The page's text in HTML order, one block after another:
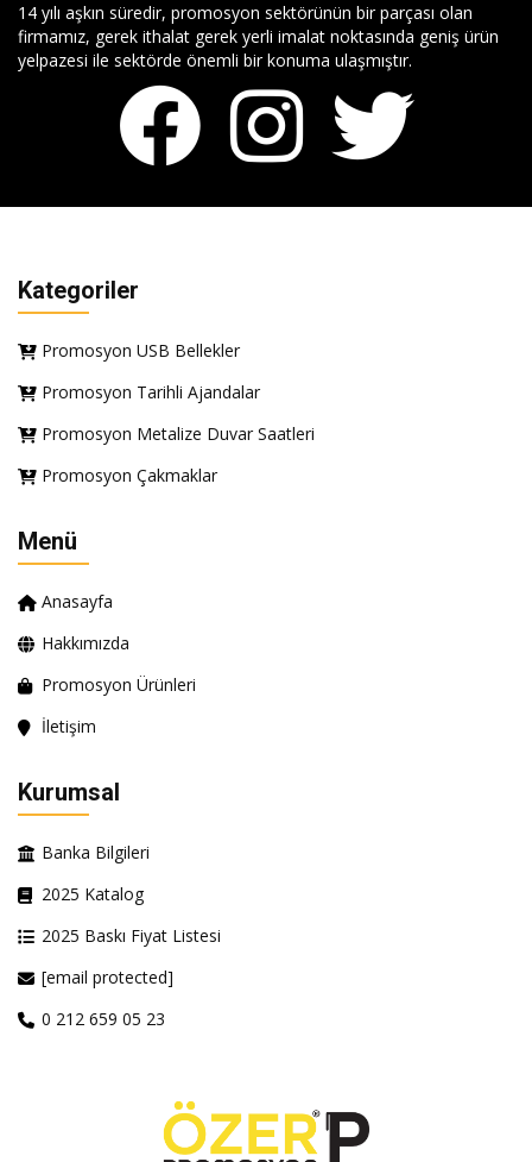
14 yılı aşkın süredir, promosyon sektörünün bir parçası olan
firmamız, gerek ithalat gerek yerli imalat noktasında geniş ürün
yelpazesi ile sektörde önemli bir konuma ulaşmıştır.
Kategoriler
Promosyon USB Bellekler
Promosyon Tarihli Ajandalar
Promosyon Metalize Duvar Saatleri
Promosyon Çakmaklar
Menü
Anasayfa
Hakkımızda
Promosyon Ürünleri
İletişim
Kurumsal
Banka Bilgileri
2025 Katalog
2025 Baskı Fiyat Listesi
[email protected]
0 212 659 05 23